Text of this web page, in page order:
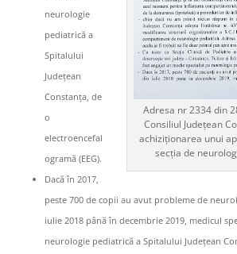
Adresa nr 2334 din
Consiliul Județean
achiziționarea unui
secția de
neurologie
pediatrică a
Spitalului
Județean
Constanța, de
o
electroencefal
ogramă (EEG).
Dacă în 2017,
peste 700 de copii au avut probleme de
iulie 2018 până în decembrie 2019, medicul
neurologie pediatrică a Spitalului Județean